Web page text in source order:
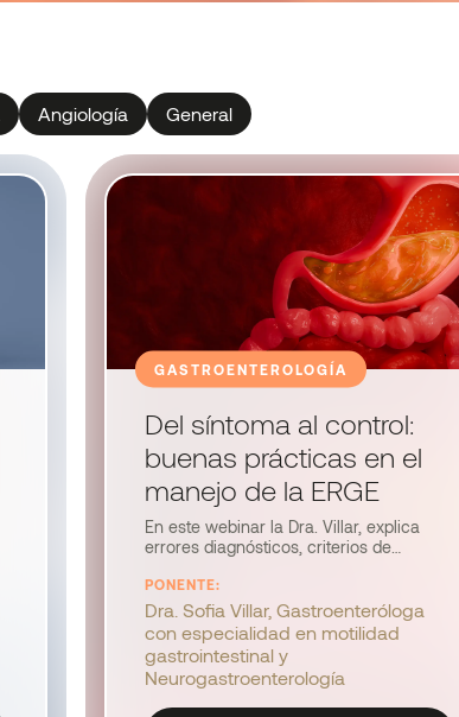
Angiología General
GASTROENTEROLOGÍA
Del síntoma al control:
buenas prácticas en el
manejo de la ERGE
En este webinar la Dra. Villar, explica
errores diagnósticos, criterios de
IBP no son suficientes. Y compartirá
herramientas prácticas para mejorar
adherencia, alivio y calidad de vida.
PONENTE:
Dra. Sofia Villar, Gastroenteróloga
con especialidad en motilidad
gastrointestinal y
Neurogastroenterología